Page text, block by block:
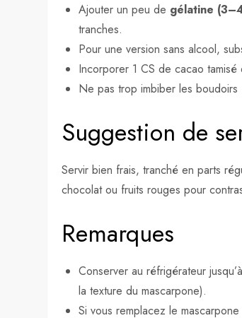
Ajouter un peu de gélatine
tranches.
Pour une version sans alcool,
Incorporer 1 CS de cacao
Ne pas trop imbiber les
Suggestion de
Servir bien frais, tranché en parts
chocolat ou fruits rouges pour
Remarques
Conserver au réfrigérateur
la texture du mascarpone).
Si vous remplacez le